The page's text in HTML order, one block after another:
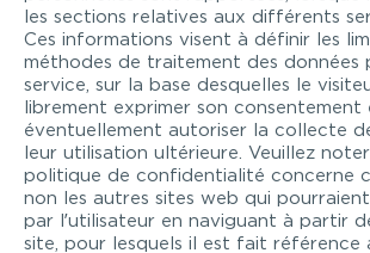
les sections relatives aux différents
Ces informations visent à définir les
méthodes de traitement des données
service, sur la base desquelles le
librement exprimer son consentement
éventuellement autoriser la collecte
leur utilisation ultérieure. Veuillez
politique de confidentialité concerne
non les autres sites web qui
par l’utilisateur en naviguant à partir
site, pour lesquels il est fait référence